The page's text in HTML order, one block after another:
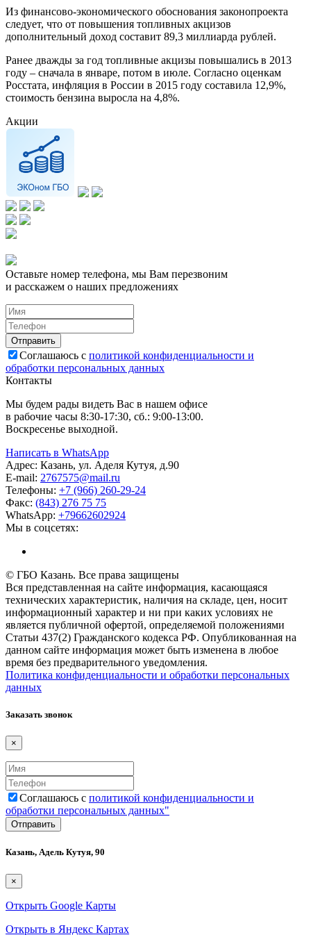
Из финансово-экономического обоснования законопроекта
следует, что от повышения топливных акцизов
дополнительный доход составит 89,3 миллиарда рублей.
Ранее дважды за год топливные акцизы повышались в 2013
году – сначала в январе, потом в июле. Согласно оценкам
Росстата, инфляция в России в 2015 году составила 12,9%,
стоимость бензина выросла на 4,8%.
Акции
Оставьте номер телефона, мы Вам перезвоним
и расскажем о наших предложениях
Соглашаюсь с политикой конфиденциальности и
обработки персональных данных
Контакты
Мы будем рады видеть Вас в нашем офисе
в рабочие часы 8:30-17:30, сб.: 9:00-13:00.
Воскресенье выходной.
Написать в WhatsApp
Адрес: Казань, ул. Аделя Кутуя, д.90
E-mail: 2767575@mail.ru
Телефоны: +7 (966) 260-29-24
Факс: (843) 276 75 75
WhatsApp: +79662602924
Мы в соцсетях:
© ГБО Казань. Все права защищены
Вся представленная на сайте информация, касающаяся
технических характеристик, наличия на складе, цен, носит
информационный характер и ни при каких условиях не
является публичной офертой, определяемой положениями
Статьи 437(2) Гражданского кодекса РФ. Опубликованная на
данном сайте информация может быть изменена в любое
время без предварительного уведомления.
Политика конфиденциальности и обработки персональных
данных
Заказать звонок
×
Соглашаюсь с политикой конфиденциальности и
обработки персональных данных"
Казань, Адель Кутуя, 90
×
Открыть Google Карты
Открыть в Яндекс Картах